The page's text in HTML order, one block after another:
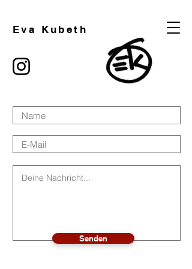
Eva Kubeth
Senden